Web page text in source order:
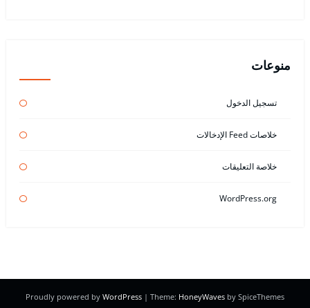
منوعات
تسجيل الدخول
خلاصات Feed الإدخالات
خلاصة التعليقات
WordPress.org
Proudly powered by WordPress | Theme: HoneyWaves by SpiceThemes